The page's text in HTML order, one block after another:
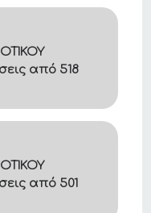
από 518
από 501